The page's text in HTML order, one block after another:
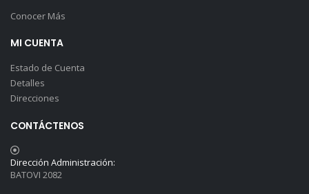
Conocer Más
MI CUENTA
Estado de Cuenta
Detalles
Direcciones
CONTÁCTENOS
Dirección Administración:
BATOVI 2082